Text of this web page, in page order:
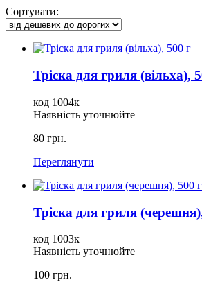
Сортувати:
Тріска для гриля (вільха),
код 1004к
Наявність уточнюйте
80 грн.
Переглянути
Тріска для гриля
код 1003к
Наявність уточнюйте
100 грн.